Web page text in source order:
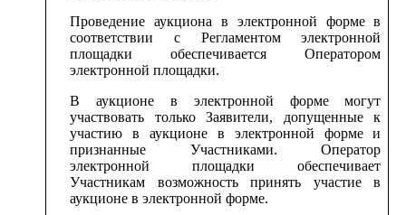
Проведение аукциона в электронной форме в
соответствии с Регламентом электронной
площадки обеспечивается Оператором
электронной площадки.
В аукционе в электронной форме могут
участвовать только Заявители, допущенные к
участию в аукционе в электронной форме и
признанные Участниками. Оператор
электронной площадки обеспечивает
Участникам возможность принять участие в
аукционе в электронной форме.